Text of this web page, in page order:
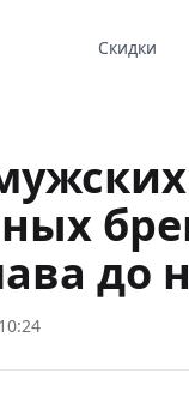
Скидки
до